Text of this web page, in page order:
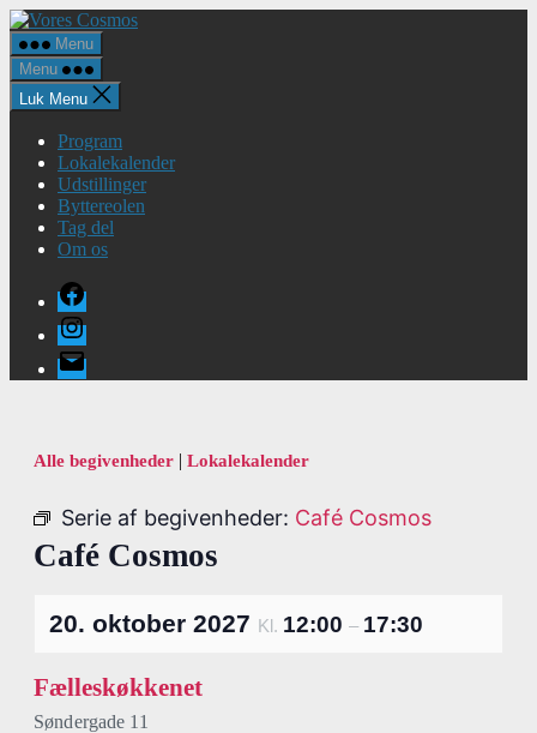
Spring
til
indholdet
Vores
Menu
Menu
Luk Menu
Program
Lokalekalender
Udstillinger
Byttereolen
Tag del
Om os
Facebook
Instagram
E-
mail
Alle begivenheder | Lokalekalender
Serie af begivenheder: Café Cosmos
Café Cosmos
20. oktober 2027 Kl. 12:00 – 17:30
Fælleskøkkenet
Søndergade 11